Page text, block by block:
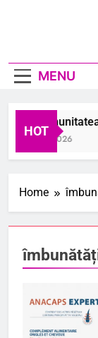
MENU
HOT
De ce
8 August 2026
Home